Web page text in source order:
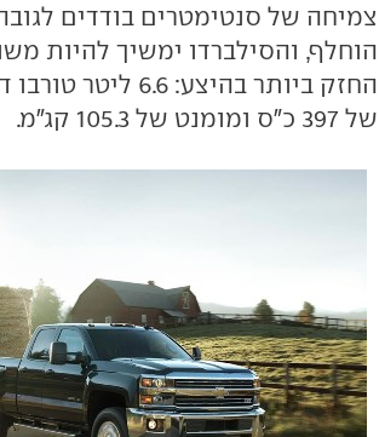
צמיחה של סנטימטרים בודדים
הוחלף, והסילברדו ימשיך להיות
של 397 כ"ס ומומנט של 105.3 קג"מ.